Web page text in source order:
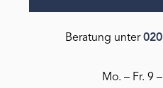
Beratung unter
Mo. – Fr. 9